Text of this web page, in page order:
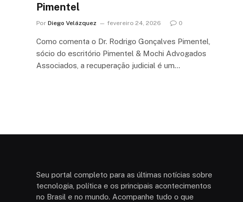
Pimentel
Por Diego Velázquez fevereiro 24, 2026 0
Como comenta o Dr. Rodrigo Gonçalves Pimentel,
sócio do escritório Pimentel & Mochi Advogados
Associados, a recuperação judicial é um…
Seu portal completo para as últimas notícias sobre
tecnologia, política e os principais acontecimentos
no Brasil e no mundo. Acompanhe tudo o que